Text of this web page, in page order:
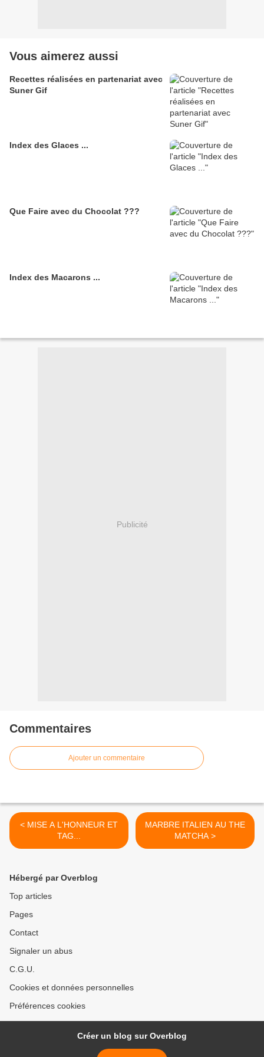
Vous aimerez aussi
Recettes réalisées en partenariat avec
Suner Gif
Index des Glaces ...
Que Faire avec du Chocolat ???
Index des Macarons ...
Publicité
Commentaires
Ajouter un commentaire
< MISE A L'HONNEUR ET
TAG...
MARBRE ITALIEN AU THE
MATCHA >
Hébergé par Overblog
Top articles
Pages
Contact
Signaler un abus
C.G.U.
Cookies et données personnelles
Préférences cookies
Créer un blog sur Overblog